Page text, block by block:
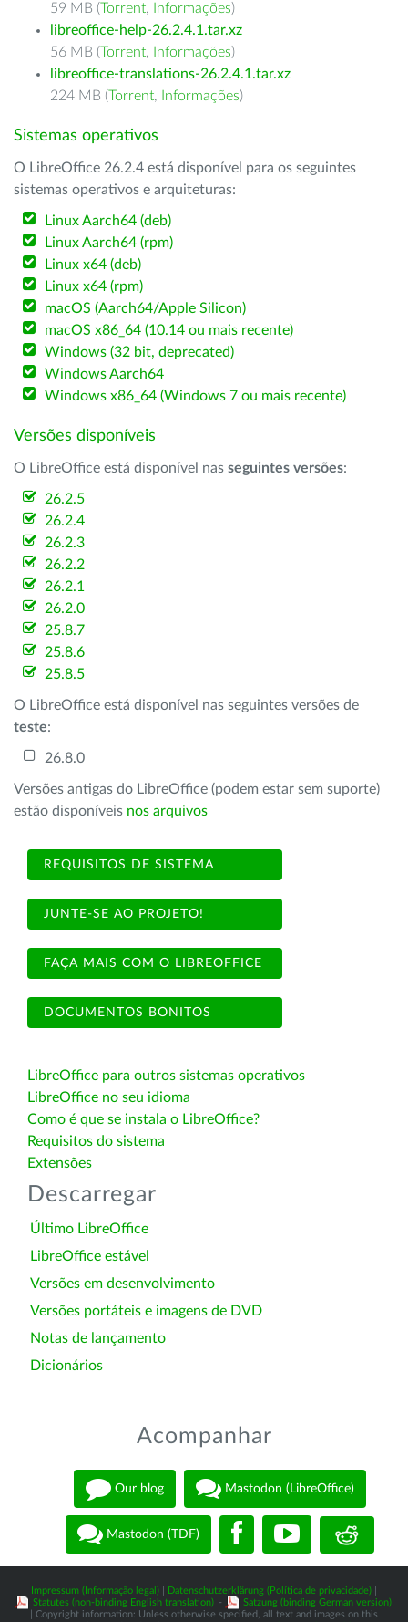
59 MB (Torrent, Informações)
libreoffice-help-26.2.4.1.tar.xz
56 MB (Torrent, Informações)
libreoffice-translations-26.2.4.1.tar.xz
224 MB (Torrent, Informações)
Sistemas operativos
O LibreOffice 26.2.4 está disponível para os seguintes
sistemas operativos e arquiteturas:
Linux Aarch64 (deb)
Linux Aarch64 (rpm)
Linux x64 (deb)
Linux x64 (rpm)
macOS (Aarch64/Apple Silicon)
macOS x86_64 (10.14 ou mais recente)
Windows (32 bit, deprecated)
Windows Aarch64
Windows x86_64 (Windows 7 ou mais recente)
Versões disponíveis
O LibreOffice está disponível nas seguintes versões:
26.2.5
26.2.4
26.2.3
26.2.2
26.2.1
26.2.0
25.8.7
25.8.6
25.8.5
O LibreOffice está disponível nas seguintes versões de
teste:
26.8.0
Versões antigas do LibreOffice (podem estar sem suporte)
estão disponíveis nos arquivos
REQUISITOS DE SISTEMA
JUNTE-SE AO PROJETO!
FAÇA MAIS COM O LIBREOFFICE
DOCUMENTOS BONITOS
LibreOffice para outros sistemas operativos
LibreOffice no seu idioma
Como é que se instala o LibreOffice?
Requisitos do sistema
Extensões
Descarregar
Último LibreOffice
LibreOffice estável
Versões em desenvolvimento
Versões portáteis e imagens de DVD
Notas de lançamento
Dicionários
Acompanhar
Our blog Mastodon (LibreOffice)
Mastodon (TDF)
Impressum (Informação legal) Datenschutzerklärung (Política de privacidade)
Statutes (non-binding English translation) -
Satzung (binding German version)
| Copyright information: Unless otherwise specified, all text and images on this